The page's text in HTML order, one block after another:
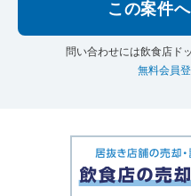
この案件
問い合わせには飲食店ド
無料会員